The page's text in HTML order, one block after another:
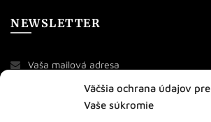
Väčšia ochrana údajov pre
Vaše súkromie
NEWSLETTER